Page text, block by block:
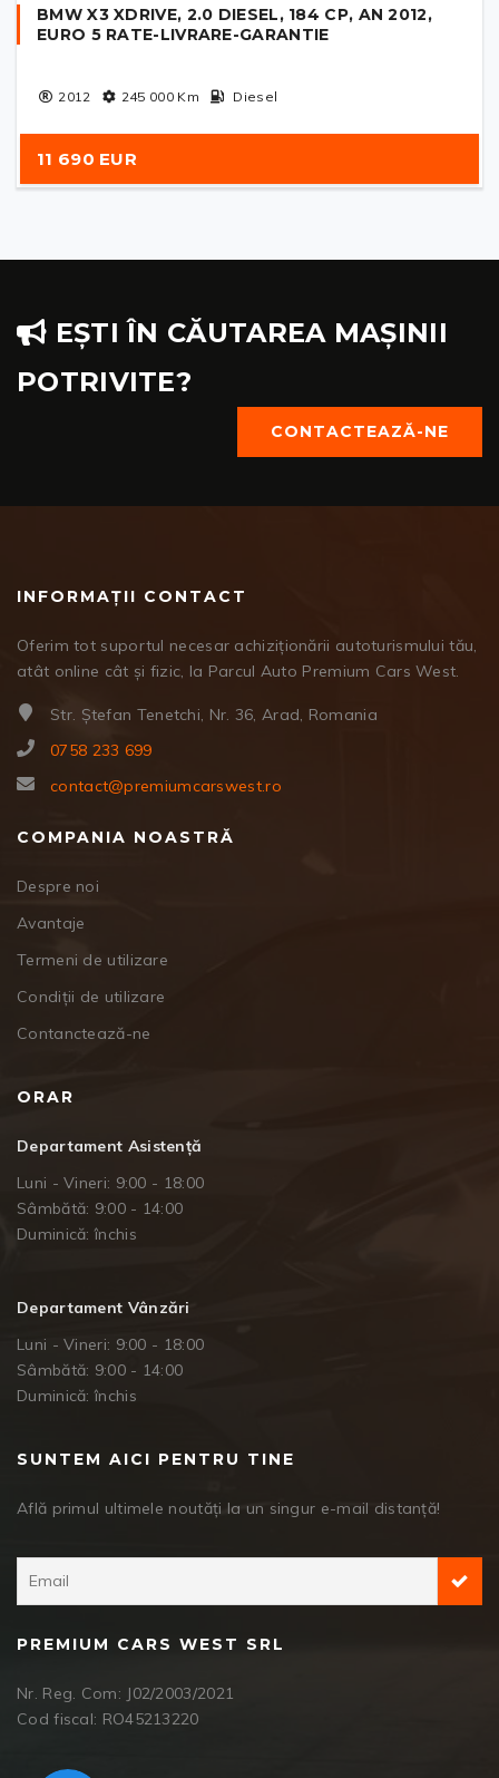
BMW X3 XDRIVE, 2.0 DIESEL, 184 CP, AN 2012,
EURO 5 RATE-LIVRARE-GARANTIE
2012 245 000Km Diesel
11 690 EUR
EȘTI ÎN CĂUTAREA MAȘINII
POTRIVITE?
CONTACTEAZĂ-NE
INFORMAȚII CONTACT
Oferim tot suportul necesar achiziționării autoturismului tău,
atât online cât și fizic, la Parcul Auto Premium Cars West.
Str. Ștefan Tenetchi, Nr. 36, Arad, Romania
0758 233 699
contact@premiumcarswest.ro
COMPANIA NOASTRĂ
Despre noi
Avantaje
Termeni de utilizare
Condiții de utilizare
Contanctează-ne
ORAR
Departament Asistență
Luni - Vineri: 9:00 - 18:00
Sâmbătă: 9:00 - 14:00
Duminică: închis
Departament Vânzări
Luni - Vineri: 9:00 - 18:00
Sâmbătă: 9:00 - 14:00
Duminică: închis
SUNTEM AICI PENTRU TINE
Află primul ultimele noutăți la un singur e-mail distanță!
PREMIUM CARS WEST SRL
Nr. Reg. Com: J02/2003/2021
Cod fiscal: RO45213220
Facebook Messenger